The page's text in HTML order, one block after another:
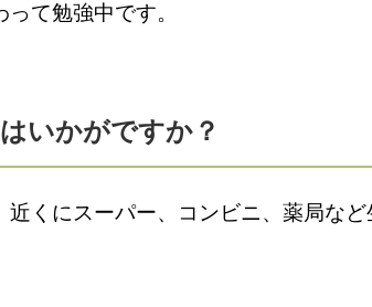
て勉強中です。
いかがですか？
くにスーパー、コンビニ、薬局な